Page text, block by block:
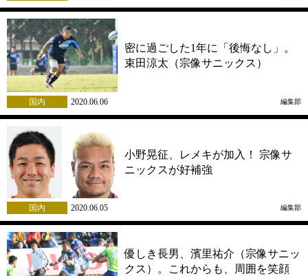
密に過ごした1年に「後悔なし」。
束田涼太（宗像サニックス）
国内 2020.06.06 編集部
小野晃征、レメキが加入！ 宗像サ
ニックスが好補強
国内 2020.06.05 編集部
優しき長男、濱里祐介（宗像サニッ
クス）。これからも、周囲を笑顔